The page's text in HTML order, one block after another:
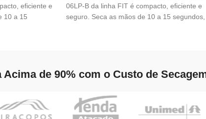
eficiente e
10 a 15
06LP-B da linha FIT é compacto, eficiente e
seguro. Seca as mãos de 10 a 15 segundos,
de 90% com o Custo de